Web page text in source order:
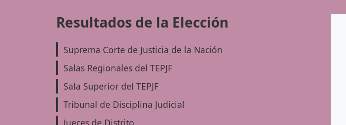
Resultados de la Elección
Suprema Corte de Justicia de la Nación
Salas Regionales del TEPJF
Sala Superior del TEPJF
Tribunal de Disciplina Judicial